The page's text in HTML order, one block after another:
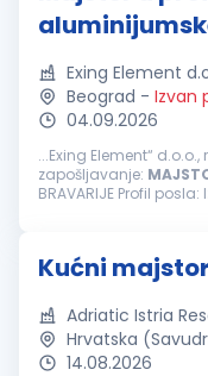
Exing Element
Beograd - Izvan
04.09.2026
...Exing Element“
zapošljavanje:
BRAVARIJE Profil posla: Izrada aluminijumskih bravarija i
Kućni majstor
Adriatic Istria
Hrvatska
14.08.2026